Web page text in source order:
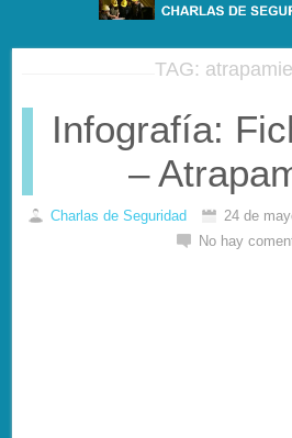
TAG:
Infografía:
–
Charlas de Seguridad 24 de
No hay